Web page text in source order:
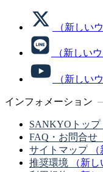
（新しい
（新しい
（新しい
インフォメーション
SANKYOトップ
FAQ・お問合せ
サイトマップ
推奨環境
（新